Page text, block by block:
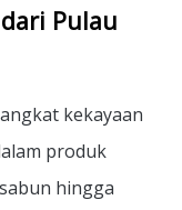
Pulau
kekayaan
produk
hingga